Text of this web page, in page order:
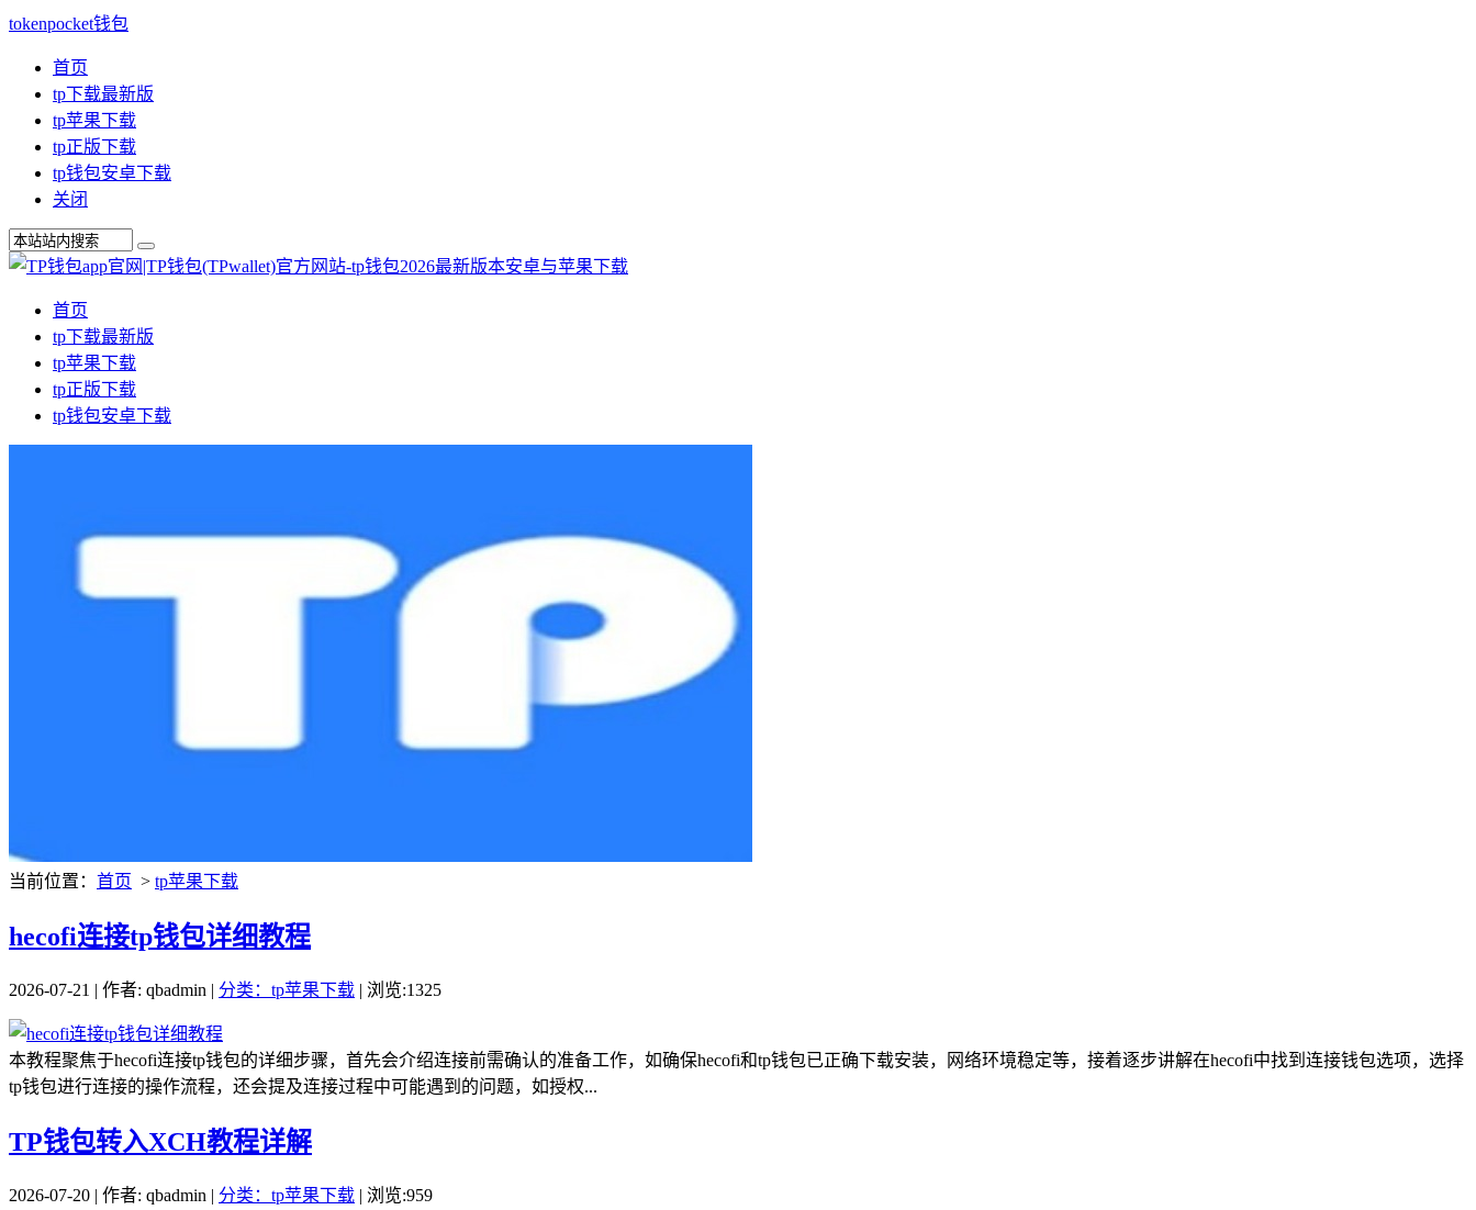
tokenpocket钱包
首页
tp下载最新版
tp苹果下载
tp正版下载
tp钱包安卓下载
关闭
首页
tp下载最新版
tp苹果下载
tp正版下载
tp钱包安卓下载
当前位置： 首页 > tp苹果下载
hecofi连接tp钱包详细教程
2026-07-21 | 作者: qbadmin | 分类：tp苹果下载 | 浏览:1325
本教程聚焦于hecofi连接tp钱包的详细步骤，首先会介绍连接前需确认的准备工作，如确保hecofi和tp钱包已正确下载安装，网络环境稳定等，接着逐步讲解在hecofi中找到连接钱包选项，选择
tp钱包进行连接的操作流程，还会提及连接过程中可能遇到的问题，如授权...
TP钱包转入XCH教程详解
2026-07-20 | 作者: qbadmin | 分类：tp苹果下载 | 浏览:959